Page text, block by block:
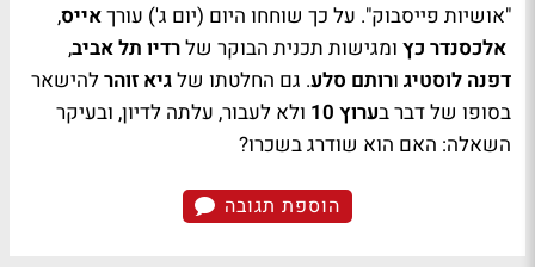
"אושיות פייסבוק". על כך שוחחו היום (יום ג') עורךאייס,
אלכסנדר כץ ומגישות תכנית הבוקר שלרדיו תל אביב,
דפנה לוסטיג ורותם סלע. גם החלטתו שלגיא זוהרלהישאר
בסופו של דבר בערוץ 10
ולא לעבור, עלתה לדיון, ובעיקר
השאלה: האם הוא שודרג בשכרו?
הוספת תגובה